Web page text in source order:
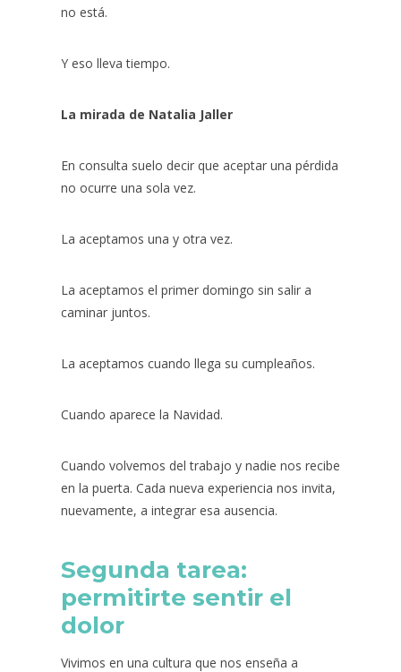
no está.
Y eso lleva tiempo.
La mirada de Natalia Jaller
En consulta suelo decir que aceptar una pérdida
no ocurre una sola vez.
La aceptamos una y otra vez.
La aceptamos el primer domingo sin salir a
caminar juntos.
La aceptamos cuando llega su cumpleaños.
Cuando aparece la Navidad.
Cuando volvemos del trabajo y nadie nos recibe
en la puerta. Cada nueva experiencia nos invita,
nuevamente, a integrar esa ausencia.
Segunda tarea:
permitirte sentir el
dolor
Vivimos en una cultura que nos enseña a